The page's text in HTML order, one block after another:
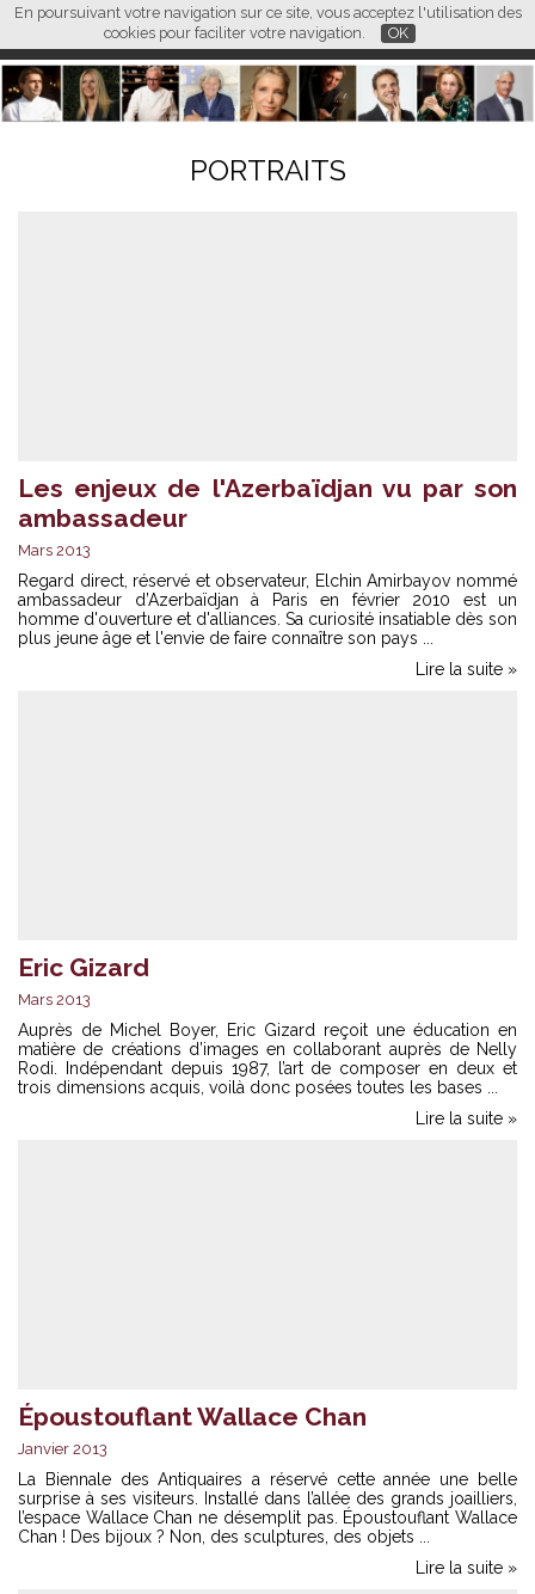
En poursuivant votre navigation sur ce site, vous acceptez l'utilisation des
cookies pour faciliter votre navigation.
OK
FR EN CN
L M
PORTRAITS
Les enjeux de l'Azerbaïdjan vu par son
ambassadeur
Mars 2013
Regard direct, réservé et observateur, Elchin Amirbayov nommé
ambassadeur d’Azerbaïdjan à Paris en février 2010 est un
homme d'ouverture et d'alliances. Sa curiosité insatiable dès son
plus jeune âge et l'envie de faire connaître son pays ...
Lire la suite »
Eric Gizard
Mars 2013
Auprès de Michel Boyer, Eric Gizard reçoit une éducation en
matière de créations d’images en collaborant auprès de Nelly
Rodi. Indépendant depuis 1987, l’art de composer en deux et
trois dimensions acquis, voilà donc posées toutes les bases ...
Lire la suite »
Époustouflant Wallace Chan
Janvier 2013
La Biennale des Antiquaires a réservé cette année une belle
surprise à ses visiteurs. Installé dans l’allée des grands joailliers,
l’espace Wallace Chan ne désemplit pas. Époustouflant Wallace
Chan ! Des bijoux ? Non, des sculptures, des objets ...
Lire la suite »